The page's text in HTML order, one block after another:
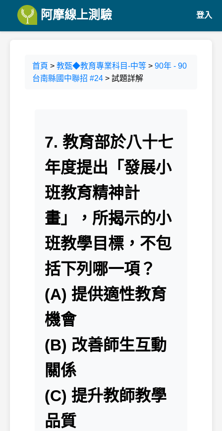
阿摩線上測驗 登入
首頁 > 教甄◆教育專業科目-中等 > 90年 - 90
台南縣國中聯招 #24 > 試題詳解
7. 教育部於八十七
年度提出「發展小
班教育精神計
畫」，所揭示的小
班教學目標，不包
括下列哪一項？
(A) 提供適性教育
機會
(B) 改善師生互動
關係
(C) 提升教師教學
品質